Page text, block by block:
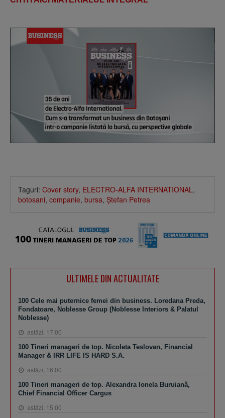
Taguri: Cover story, ELECTRO-ALFA INTERNATIONAL ,
botosani, companie, bursa, Ştefan Petrea
ULTIMELE DIN ACTUALITATE
100 Cele mai puternice femei din business. Loredana Preda,
Fondatoare, Noblesse Group (Noblesse Interiors & Palatul
Noblesse)
astăzi, 17:00
100 Tineri manageri de top. Nicoleta Teslovan, Financial
Manager & IRR LIFE IS HARD S.A.
astăzi, 16:00
100 Tineri manageri de top. Alexandra Ionela Buruiană,
Chief Financial Officer Cargus
astăzi, 15:00